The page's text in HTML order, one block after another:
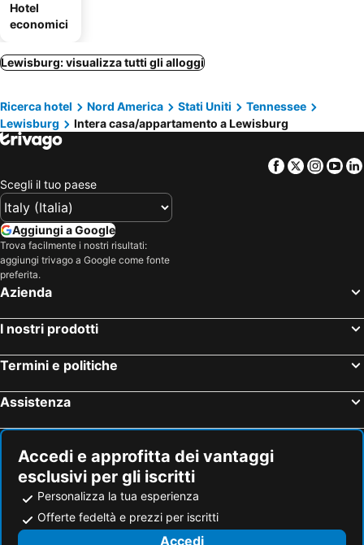
Hotel
economici
Lewisburg: visualizza tutti gli alloggi
Ricerca hotel Nord America Stati Uniti
Tennessee
Lewisburg
Intera casa/appartamento a Lewisburg
Facebook
Twitter
Scegli il tuo paese
Aggiungi a Google
Trova facilmente i nostri risultati:
aggiungi trivago a Google come fonte
preferita.
Azienda
I nostri prodotti
Termini e politiche
Assistenza
Accedi e approfitta dei vantaggi
esclusivi per gli iscritti
Personalizza la tua esperienza
Offerte fedeltà e prezzi per iscritti
Accedi